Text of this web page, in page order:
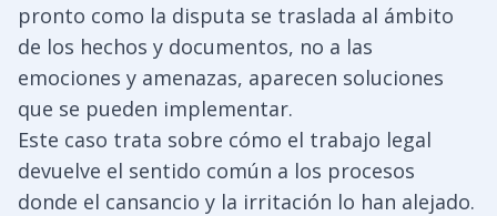
pronto como la disputa se traslada al ámbito
de los hechos y documentos, no a las
emociones y amenazas, aparecen soluciones
que se pueden implementar.
Este caso trata sobre cómo el trabajo legal
devuelve el sentido común a los procesos
donde el cansancio y la irritación lo han alejado.